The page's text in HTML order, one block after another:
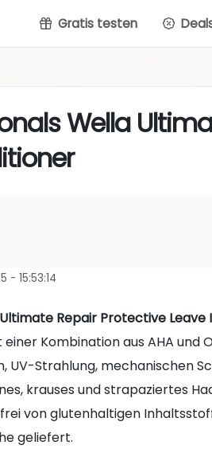
Gratis testen
Wella
- 15:53:14
Repair Protective Leave
Kombination aus AHA
Strahlung, mechanischen
krauses und strapaziertes
von glutenhaltigen
geliefert.